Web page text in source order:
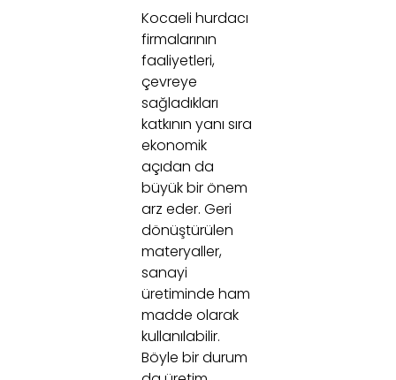
Kocaeli hurdacı
firmalarının
faaliyetleri,
çevreye
sağladıkları
katkının yanı sıra
ekonomik
açıdan da
büyük bir önem
arz eder. Geri
dönüştürülen
materyaller,
sanayi
üretiminde ham
madde olarak
kullanılabilir.
Böyle bir durum